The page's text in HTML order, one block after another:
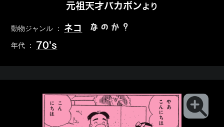
元祖天才バカボンより
動物ジャンル ： ネコ なのか？
年代 ： 70’s